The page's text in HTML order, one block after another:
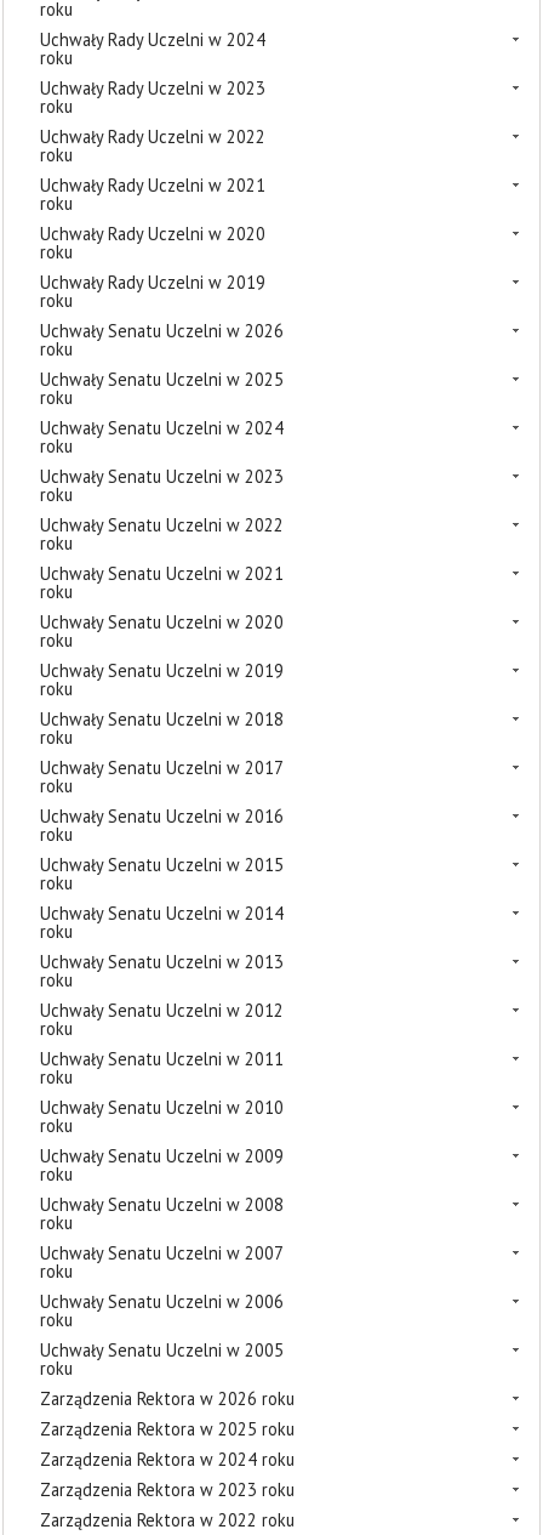
roku
Uchwały Rady Uczelni w 2024
roku
Uchwały Rady Uczelni w 2023
roku
Uchwały Rady Uczelni w 2022
roku
Uchwały Rady Uczelni w 2021
roku
Uchwały Rady Uczelni w 2020
roku
Uchwały Rady Uczelni w 2019
roku
Uchwały Senatu Uczelni w 2026
roku
Uchwały Senatu Uczelni w 2025
roku
Uchwały Senatu Uczelni w 2024
roku
Uchwały Senatu Uczelni w 2023
roku
Uchwały Senatu Uczelni w 2022
roku
Uchwały Senatu Uczelni w 2021
roku
Uchwały Senatu Uczelni w 2020
roku
Uchwały Senatu Uczelni w 2019
roku
Uchwały Senatu Uczelni w 2018
roku
Uchwały Senatu Uczelni w 2017
roku
Uchwały Senatu Uczelni w 2016
roku
Uchwały Senatu Uczelni w 2015
roku
Uchwały Senatu Uczelni w 2014
roku
Uchwały Senatu Uczelni w 2013
roku
Uchwały Senatu Uczelni w 2012
roku
Uchwały Senatu Uczelni w 2011
roku
Uchwały Senatu Uczelni w 2010
roku
Uchwały Senatu Uczelni w 2009
roku
Uchwały Senatu Uczelni w 2008
roku
Uchwały Senatu Uczelni w 2007
roku
Uchwały Senatu Uczelni w 2006
roku
Uchwały Senatu Uczelni w 2005
roku
Zarządzenia Rektora w 2026 roku
Zarządzenia Rektora w 2025 roku
Zarządzenia Rektora w 2024 roku
Zarządzenia Rektora w 2023 roku
Zarządzenia Rektora w 2022 roku